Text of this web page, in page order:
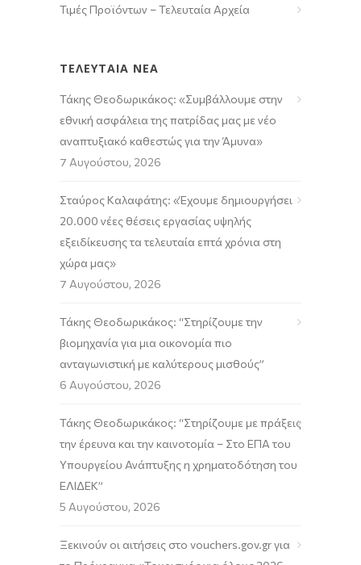
Τιμές Προϊόντων – Τελευταία Αρχεία
ΤΕΛΕΥΤΑΙΑ ΝΕΑ
Τάκης Θεοδωρικάκος: «Συμβάλλουμε στην
εθνική ασφάλεια της πατρίδας μας με νέο
αναπτυξιακό καθεστώς για την Άμυνα»
7 Αυγούστου, 2026
Σταύρος Καλαφάτης: «Έχουμε δημιουργήσει
20.000 νέες θέσεις εργασίας υψηλής
εξειδίκευσης τα τελευταία επτά χρόνια στη
χώρα μας»
7 Αυγούστου, 2026
Τάκης Θεοδωρικάκος: “Στηρίζουμε την
βιομηχανία για μια οικονομία πιο
ανταγωνιστική με καλύτερους μισθούς”
6 Αυγούστου, 2026
Τάκης Θεοδωρικάκος: “Στηρίζουμε με πράξεις
την έρευνα και την καινοτομία – Στο ΕΠΑ του
Υπουργείου Ανάπτυξης η χρηματοδότηση του
ΕΛΙΔΕΚ”
5 Αυγούστου, 2026
Ξεκινούν οι αιτήσεις στο vouchers.gov.gr για